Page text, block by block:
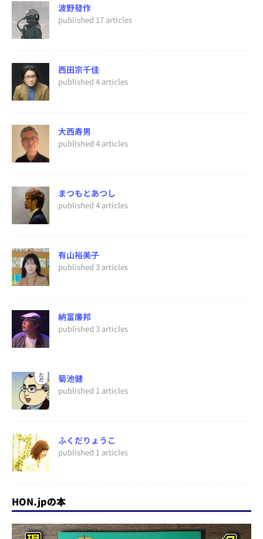
波野發作
published 17 articles
西田宗千佳
published 4 articles
大西寿男
published 4 articles
まつもとあつし
published 4 articles
有山裕美子
published 3 articles
納富廉邦
published 3 articles
菊池健
published 1 articles
ふくだりょうこ
published 1 articles
HON.jpの本